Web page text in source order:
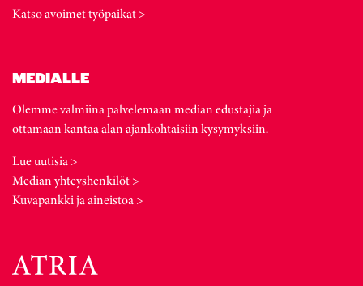
Katso avoimet työpaikat >
MEDIALLE
Olemme valmiina palvelemaan median edustajia ja
ottamaan kantaa alan ajankohtaisiin kysymyksiin.
Lue uutisia >
Median yhteyshenkilöt >
Kuvapankki ja aineistoa >